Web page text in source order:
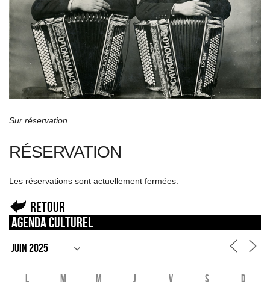
Sur réservation
RÉSERVATION
Les réservations sont actuellement fermées.
Retour
Agenda culturel
L M M J V S D